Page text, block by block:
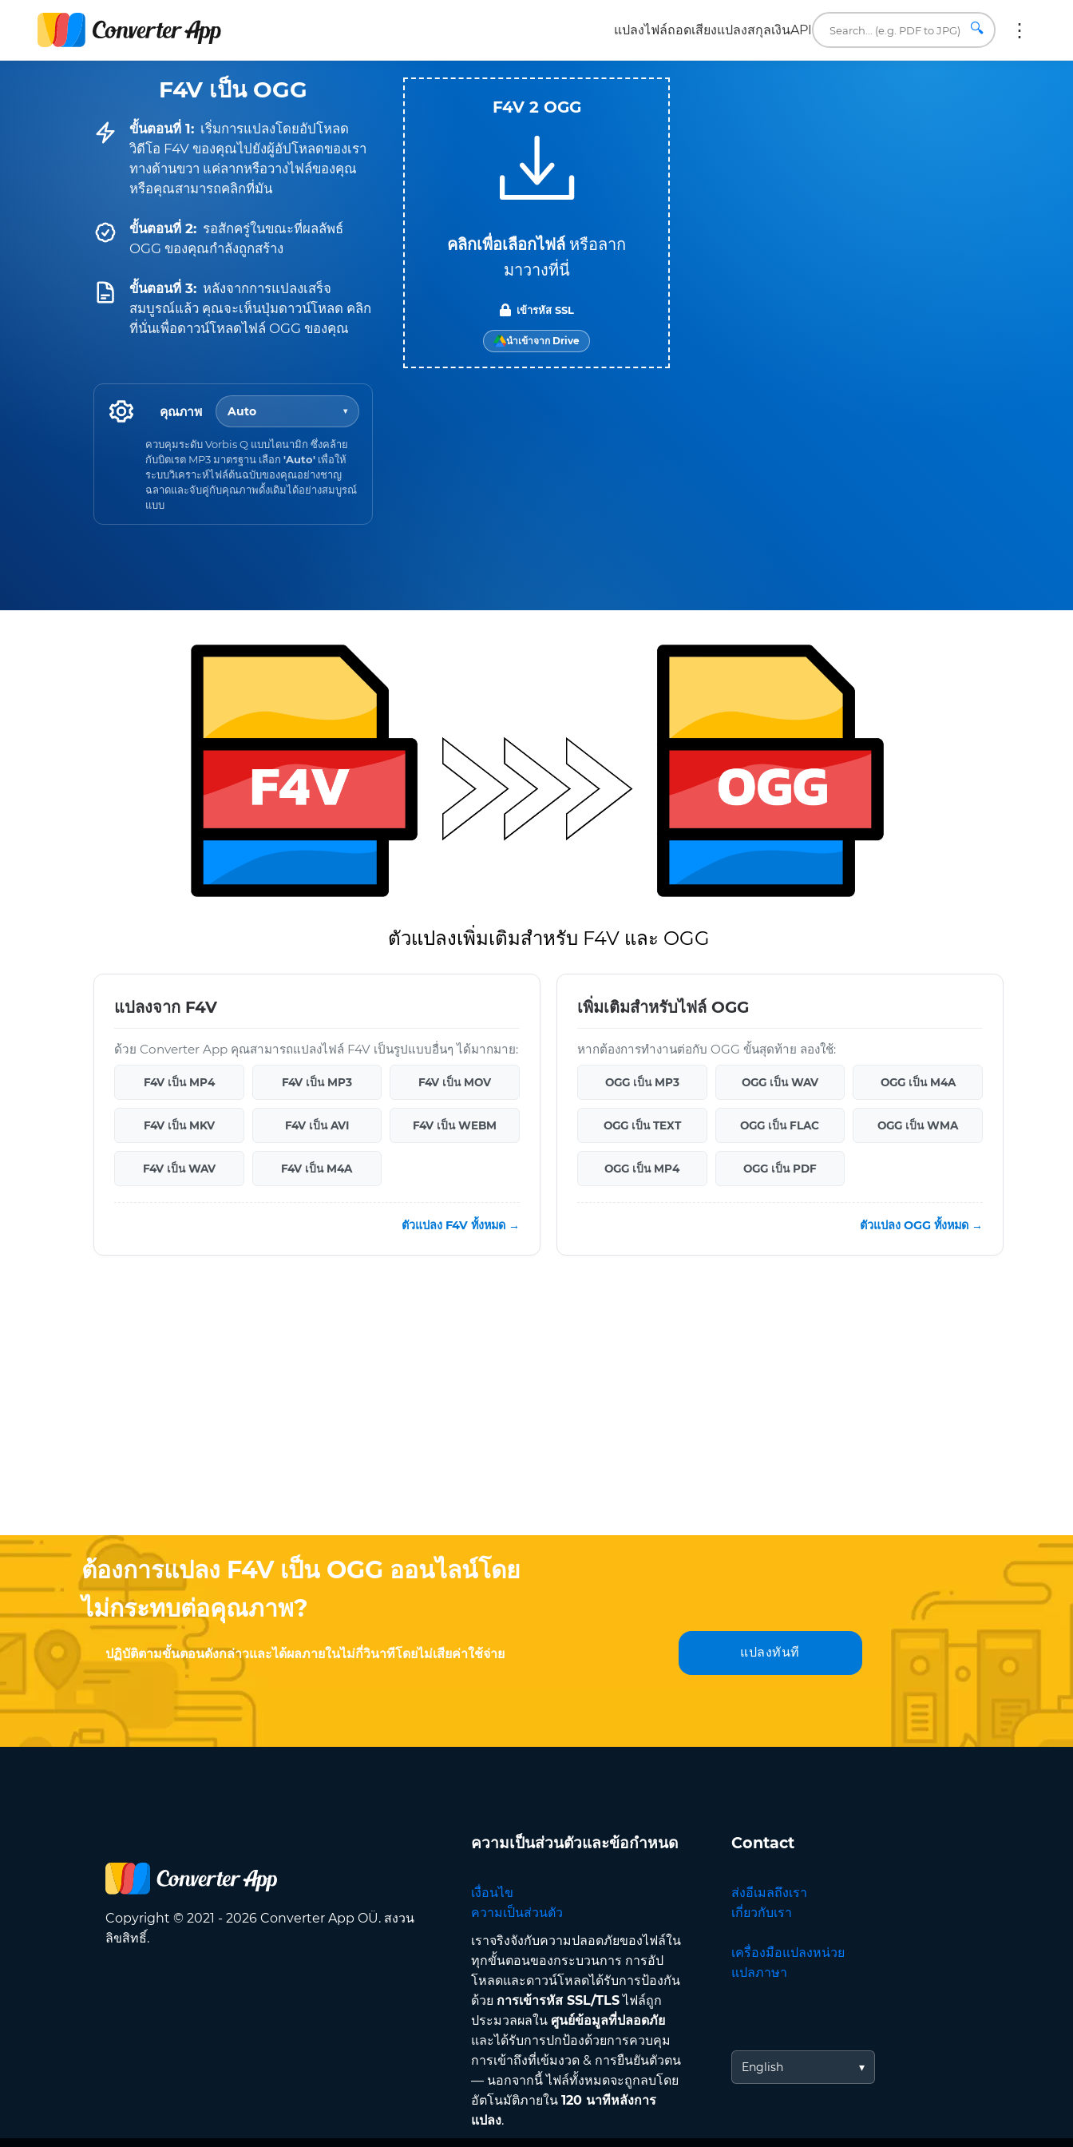
แปลงไฟล์ถอดเสียงแปลงสกุลเงินAPI 🔍
F4V เป็น OGG
ขั้นตอนที่ 1: เริ่มการแปลงโดยอัปโหลด
วิดีโอ F4V ของคุณไปยังผู้อัปโหลดของเรา
ทางด้านขวา แค่ลากหรือวางไฟล์ของคุณ
หรือคุณสามารถคลิกที่มัน
ขั้นตอนที่ 2: รอสักครู่ในขณะที่ผลลัพธ์
OGG ของคุณกำลังถูกสร้าง
ขั้นตอนที่ 3: หลังจากการแปลงเสร็จ
สมบูรณ์แล้ว คุณจะเห็นปุ่มดาวน์โหลด คลิก
ที่นั่นเพื่อดาวน์โหลดไฟล์ OGG ของคุณ
คุณภาพ Auto ▾
ควบคุมระดับ Vorbis Q แบบไดนามิก ซึ่งคล้าย
กับบิตเรต MP3 มาตรฐาน เลือก 'Auto' เพื่อให้
ระบบวิเคราะห์ไฟล์ต้นฉบับของคุณอย่างชาญ
ฉลาดและจับคู่กับคุณภาพดั้งเดิมได้อย่างสมบูรณ์
แบบ
F4V 2 OGG
คลิกเพื่อเลือกไฟล์ หรือลาก
มาวางที่นี่
เข้ารหัส SSL
นำเข้าจาก Drive
ตัวแปลงเพิ่มเติมสำหรับ F4V และ OGG
แปลงจาก F4V
ด้วย Converter App คุณสามารถแปลงไฟล์ F4V เป็นรูปแบบอื่นๆ ได้มากมาย:
F4V เป็น MP4 F4V เป็น MP3 F4V เป็น MOV
F4V เป็น MKV F4V เป็น AVI F4V เป็น WEBM
F4V เป็น WAV F4V เป็น M4A
ตัวแปลง F4V ทั้งหมด →
เพิ่มเติมสำหรับไฟล์ OGG
หากต้องการทำงานต่อกับ OGG ขั้นสุดท้าย ลองใช้:
OGG เป็น MP3 OGG เป็น WAV OGG เป็น M4A
OGG เป็น TEXT OGG เป็น FLAC OGG เป็น WMA
OGG เป็น MP4 OGG เป็น PDF
ตัวแปลง OGG ทั้งหมด →
ต้องการแปลง F4V เป็น OGG ออนไลน์โดย
ไม่กระทบต่อคุณภาพ?
ปฏิบัติตามขั้นตอนดังกล่าวและได้ผลภายในไม่กี่วินาทีโดยไม่เสียค่าใช้จ่าย แปลงทันที
Copyright © 2021 - 2026 Converter App OÜ. สงวน
ลิขสิทธิ์.
ความเป็นส่วนตัวและข้อกำหนด
เงื่อนไข
ความเป็นส่วนตัว
เราจริงจังกับความปลอดภัยของไฟล์ใน
ทุกขั้นตอนของกระบวนการ การอัป
โหลดและดาวน์โหลดได้รับการป้องกัน
ด้วย การเข้ารหัส SSL/TLSไฟล์ถูก
ประมวลผลใน ศูนย์ข้อมูลที่ปลอดภัย
และได้รับการปกป้องด้วยการควบคุม
การเข้าถึงที่เข้มงวด & การยืนยันตัวตน
— นอกจากนี้ ไฟล์ทั้งหมดจะถูกลบโดย
อัตโนมัติภายใน 120 นาทีหลังการ
แปลง.
Contact
ส่งอีเมลถึงเรา
เกี่ยวกับเรา
เครื่องมือแปลงหน่วย
แปลภาษา
English